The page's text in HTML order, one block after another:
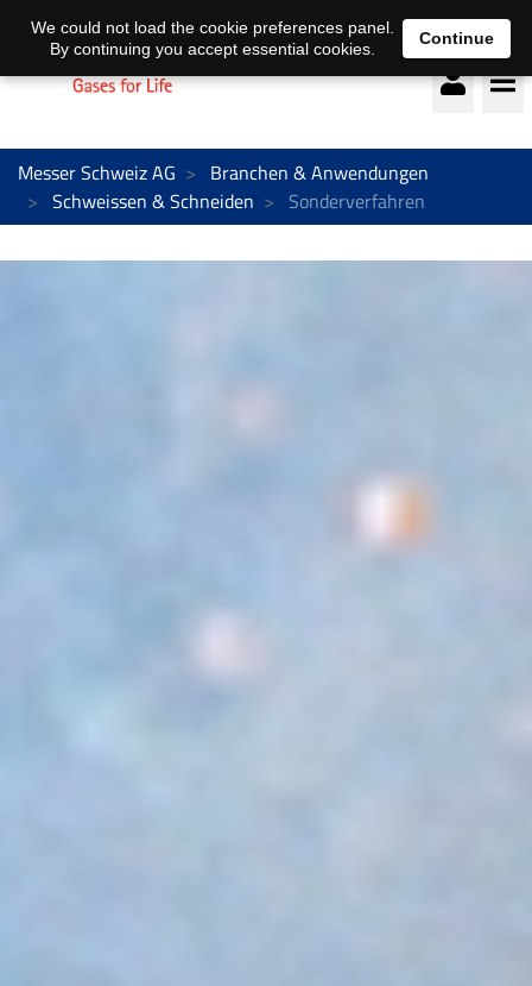
Deutsch français
Messer Schweiz AG
Branchen & Anwendungen
Schweissen & Schneiden
Sonderverfahren
We could not load the cookie preferences panel.
By continuing you accept essential cookies.
Continue